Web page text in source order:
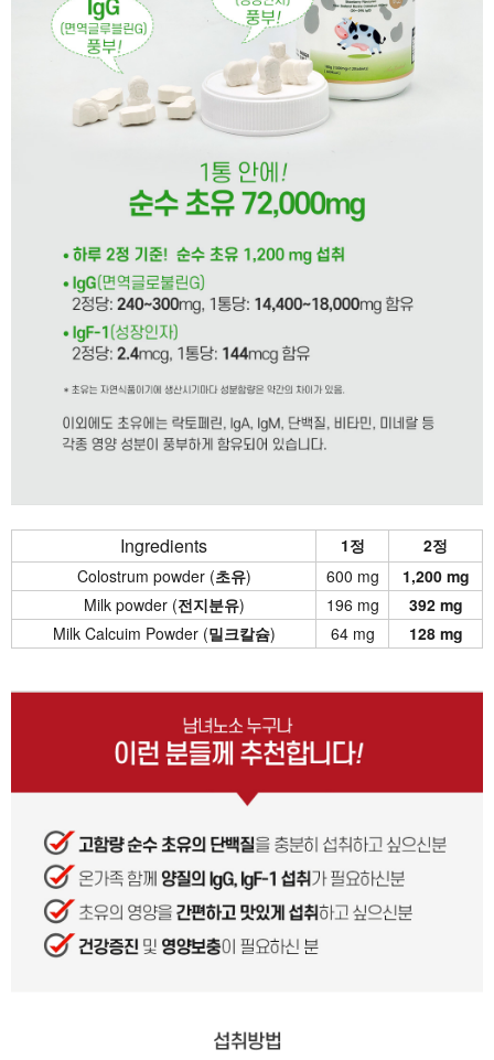
Ingredients 1정
2정
Colostrum powder (초유) 600 mg
1,200 mg
Milk powder (전지분유) 196 mg
392 mg
Milk Calcuim Powder (밀크칼슘) 64 mg 128 mg